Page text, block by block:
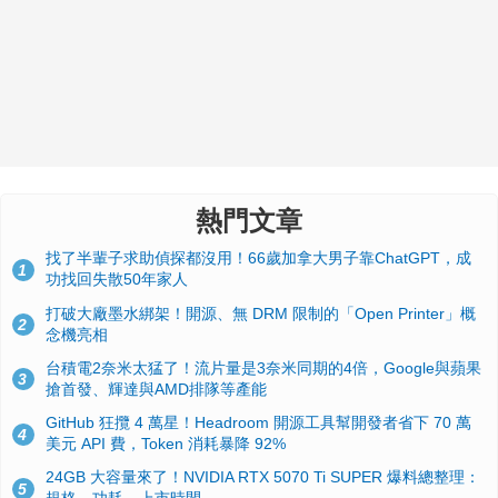
熱門文章
1
找了半輩子求助偵探都沒用！66歲加拿大男子靠ChatGPT，成
功找回失散50年家人
2
打破大廠墨水綁架！開源、無 DRM 限制的「Open Printer」概
念機亮相
3
台積電2奈米太猛了！流片量是3奈米同期的4倍，Google與蘋果
搶首發、輝達與AMD排隊等產能
4
GitHub 狂攬 4 萬星！Headroom 開源工具幫開發者省下 70 萬
美元 API 費，Token 消耗暴降 92%
5
24GB 大容量來了！NVIDIA RTX 5070 Ti SUPER 爆料總整理：